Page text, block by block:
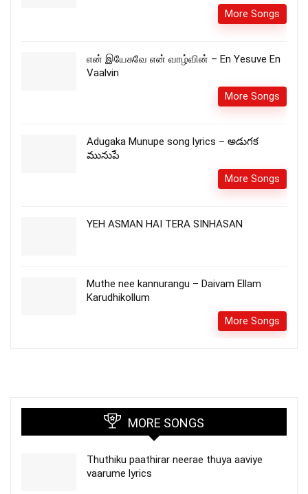
More Songs
என் இயேசுவே என் வாழ்வின் – En Yesuve En
Vaalvin
More Songs
Adugaka Munupe song lyrics – అడుగక
మునుపే
More Songs
YEH ASMAN HAI TERA SINHASAN
Muthe nee kannurangu – Daivam Ellam
Karudhikollum
More Songs
MORE SONGS
Thuthiku paathirar neerae thuya aaviye
vaarume lyrics